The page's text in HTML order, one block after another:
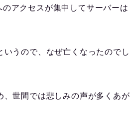
アクセスが集中してサーバーは
うので、なぜ亡くなったのでし
、世間では悲しみの声が多くあが